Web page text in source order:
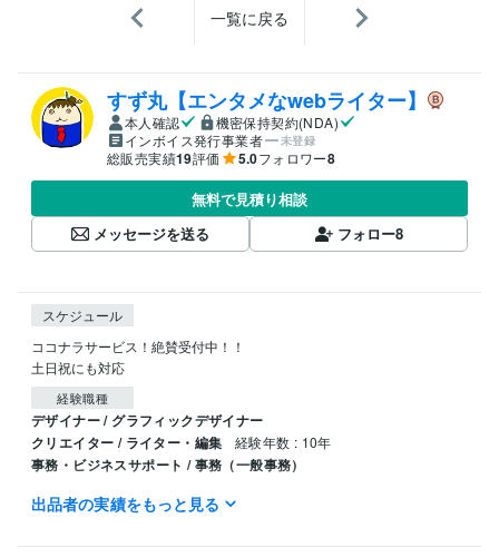
一覧に戻る
すず丸【エンタメなwebライター】
本人確認
機密保持契約(NDA)
インボイス発行事業者
未登録
総販売実績19評価 5.0フォロワー8
無料で見積り相談
メッセージを送る
フォロー8
スケジュール
ココナラサービス！絶賛受付中！！
土日祝にも対応
経験職種
デザイナー / グラフィックデザイナー
クリエイター / ライター・編集
経験年数 : 10年
事務・ビジネスサポート / 事務（一般事務）
受賞歴
事執筆 ジュエリーブランド記事 個人様の映画ブログ記事 韓国ドラ
出品者の実績をもっと見る